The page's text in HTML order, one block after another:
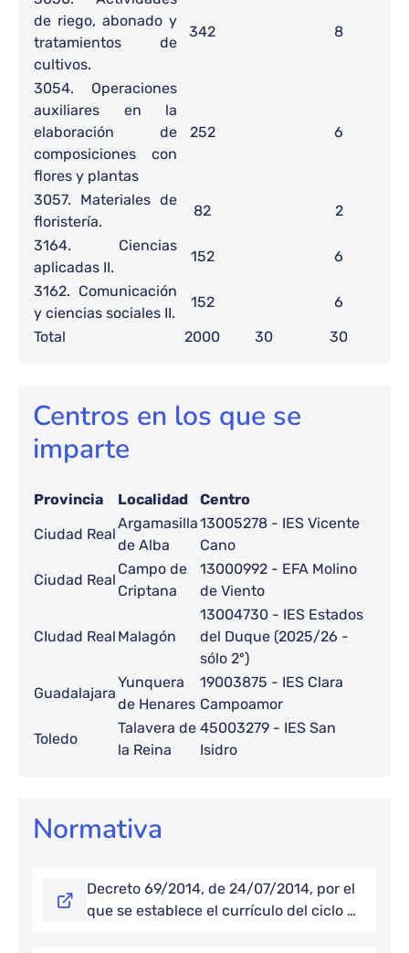
de riego, abonado y
tratamientos de
cultivos.
342 8
3054. Operaciones
auxiliares en la
elaboración de
composiciones con
flores y plantas
252 6
3057. Materiales de
floristería.
82
2
3164. Ciencias
aplicadas II.
152
6
3162. Comunicación
y ciencias sociales II.
152
6
Total
2000 30 30
Centros en los que se
imparte
Provincia Localidad
Centro
Ciudad Real
Argamasilla
de Alba
13005278 - IES Vicente
Cano
Ciudad Real
Campo de
Criptana
13000992 - EFA Molino
de Viento
CIudad Real Malagón
13004730 - IES Estados
del Duque (2025/26 -
sólo 2º)
Guadalajara
Yunquera
de Henares
19003875 - IES Clara
Campoamor
Toledo
Talavera de
la Reina
45003279 - IES San
Isidro
Normativa
Decreto 69/2014, de 24/07/2014, por el
que se establece el currículo del ciclo …